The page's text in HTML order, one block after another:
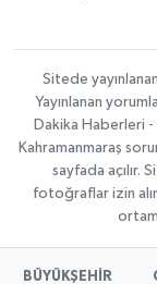
Sitede
Yayınlanan
Dakika Haberleri
Kahramanmaraş
sayfada açılır.
fotoğraflar izin
BÜYÜKŞEHİR